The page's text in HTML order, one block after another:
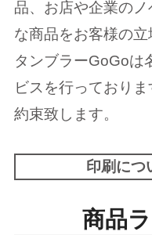
品、お店や企業の
な商品をお客様の立
タンブラーGoGoは
ビスを行っており
約束致します。
印刷につ
商品